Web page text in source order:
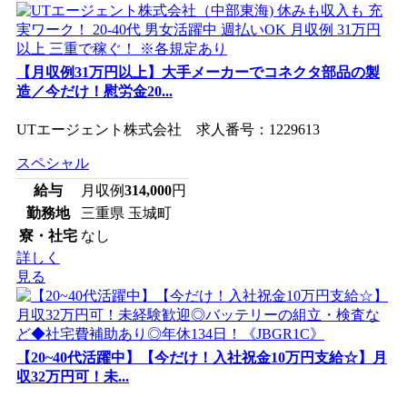
【月収例31万円以上】大手メーカーでコネクタ部品の製
造／今だけ！慰労金20...
UTエージェント株式会社 求人番号：1229613
スペシャル
給与
月収例314,000円
勤務地
三重県 玉城町
寮・社宅 なし
詳しく
見る
【20~40代活躍中】【今だけ！入社祝金10万円支給☆】月
収32万円可！未...